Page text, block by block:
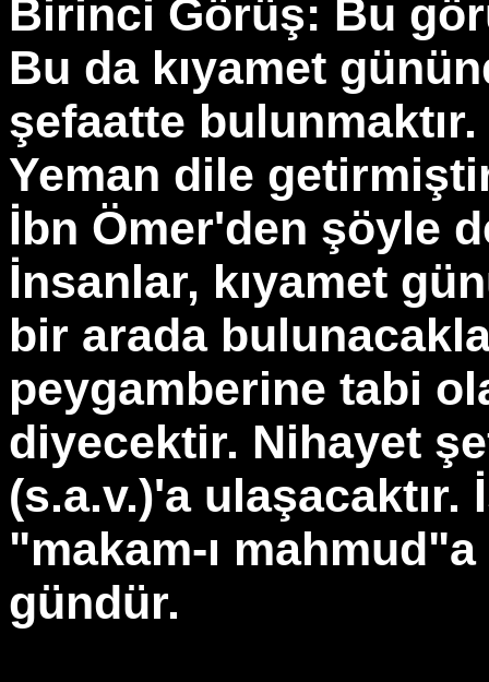
Birinci Görüş: Bu
Bu da kıyamet
şefaatte
Yeman dile
İbn Ömer'den şöyle
İnsanlar, kıyamet
bir arada
peygamberine tabi
diyecektir. Nihayet
(s.a.v.)'a ulaşacaktır.
"makam-ı
gündür.